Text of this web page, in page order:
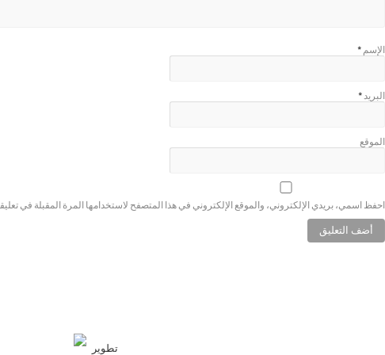
الإسم *
البريد*
الموقع
احفظ اسمي، بريدي الإلكتروني، والموقع الإلكتروني في هذا المتصفح لاستخدامها المرة المقبلة في
تطوير